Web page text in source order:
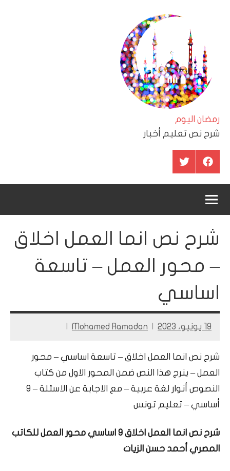
رمضان اليوم
شرح نص تعليم أخبار
عنصر
القائمة
عنصر
القائمة
شرح نص انما العمل اخلاق
– محور العمل – تاسعة
اساسي
19 يونيو، 2023 Mohamed Ramadan
شرح نص انما العمل اخلاق – تاسعة اساسي – محور
العمل – ينرج هذا النص ضمن المحور الاول من كتاب
النصوص أنوار لغة عربية – مع الاجابة عن الاسئلة – 9
أساسي – تعليم تونس
شرح نص انما العمل اخلاق 9 اساسي محور العمل للكاتب
المصري أحمد حسن الزيات